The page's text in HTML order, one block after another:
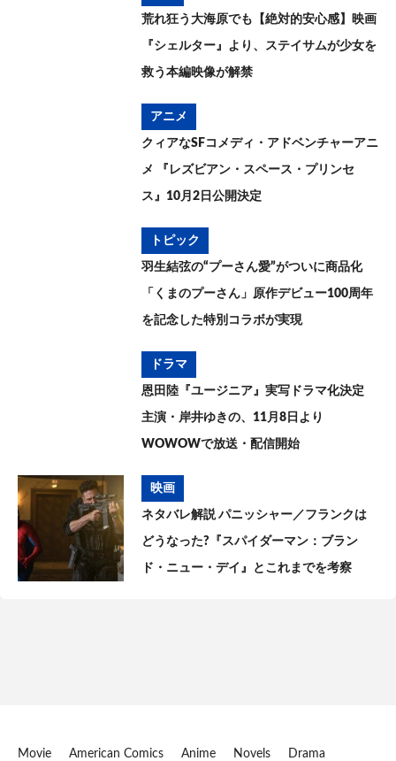
荒れ狂う大海原でも【絶対的安心感】映画
『シェルター』より、ステイサムが少女を
救う本編映像が解禁
アニメ
クィアなSFコメディ・アドベンチャーアニ
メ 『レズビアン・スペース・プリンセ
ス』10月2日公開決定
トピック
羽生結弦の“プーさん愛”がついに商品化
「くまのプーさん」原作デビュー100周年
を記念した特別コラボが実現
ドラマ
恩田陸『ユージニア』実写ドラマ化決定
主演・岸井ゆきの、11月8日より
WOWOWで放送・配信開始
映画
ネタバレ解説 パニッシャー／フランクは
どうなった?『スパイダーマン：ブラン
ド・ニュー・デイ』とこれまでを考察
Movie American Comics Anime Novels Drama